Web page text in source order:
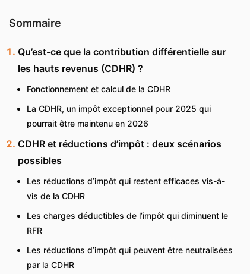
Sommaire
Qu’est-ce que la contribution différentielle sur
les hauts revenus (CDHR) ?
Fonctionnement et calcul de la CDHR
La CDHR, un impôt exceptionnel pour 2025 qui
pourrait être maintenu en 2026
CDHR et réductions d’impôt : deux scénarios
possibles
Les réductions d’impôt qui restent efficaces vis-à-
vis de la CDHR
Les charges déductibles de l’impôt qui diminuent le
RFR
Les réductions d’impôt qui peuvent être neutralisées
par la CDHR